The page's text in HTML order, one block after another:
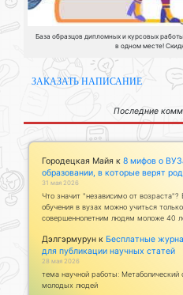
База образцов дипломных и курсовых
в одном месте!
ЗАКАЗАТЬ НАПИСАНИЕ
Последние
Городецкая Майя к 8 мифов о
образовании, в которые верят
31 мая 2026
Что значит "независимо от
обучения в вузах можно учиться только
совершеннолетним людям моложе 40
Дэлгэрмурун к Бесплатные
для публикации научных статей
28 мая 2026
тема научной работы: Метаболический
молодых людей